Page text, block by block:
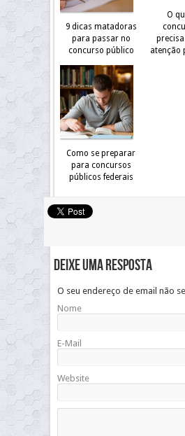
9 dicas matadoras
para passar no
concurso público
O
atenção
Como se preparar
para concursos
públicos federais
Deixe uma resposta
O seu endereço de email não
Nome
E-Mail
Website